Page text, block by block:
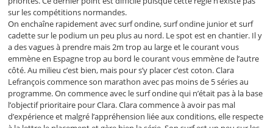
sur les compétitions normandes.
On enchaîne rapidement avec surf ondine, surf ondine junior et surf
cadette sur le podium un peu plus au nord. Le spot est en chantier. Il y
a des vagues à prendre mais 2m trop au large et le courant vous
emmène en Espagne trop au bord le courant vous emmène de l’autre
côté. Au milieu c’est bien, mais pour s’y placer c’est coton. Clara
Lefrançois commence son marathon avec pas moins de 5 séries au
programme. On commence avec le surf ondine qui n’était pas à la base
l’objectif prioritaire pour Clara. Clara commence à avoir pas mal
d’expérience et malgré l’appréhension liée aux conditions, elle respecte